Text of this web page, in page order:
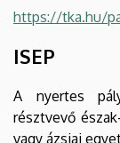
https://tka.hu/
ISEP
A nyertes
résztvevő
vagy ázsiai